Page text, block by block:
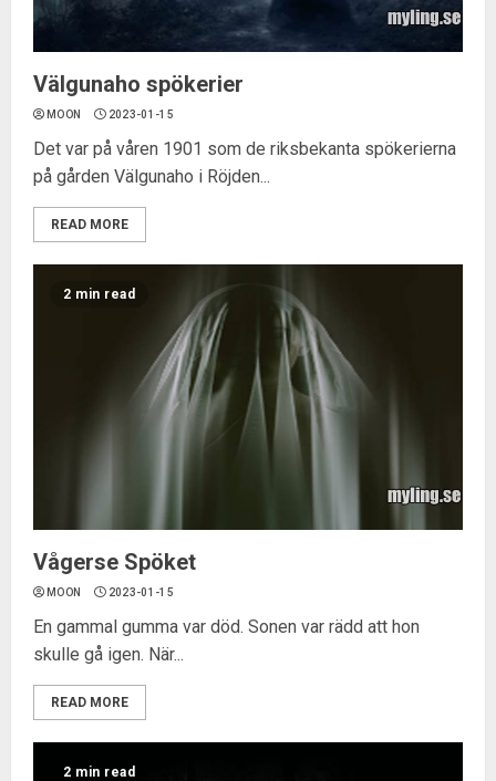
Välgunaho spökerier
MOON 2023-01-15
Det var på våren 1901 som de riksbekanta spökerierna
på gården Välgunaho i Röjden...
READ MORE
2 min read
Vågerse Spöket
MOON 2023-01-15
En gammal gumma var död. Sonen var rädd att hon
skulle gå igen. När...
READ MORE
2 min read